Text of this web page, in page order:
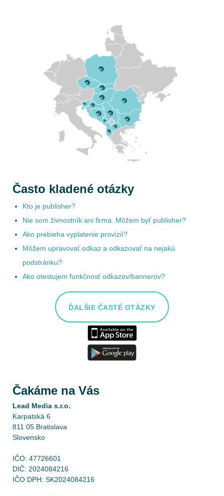
Často kladené otázky
Kto je publisher?
Nie som živnostník ani firma. Môžem byť publisher?
Ako prebieha vyplatenie provízií?
Môžem upravovať odkaz a odkazovať na nejakú
podstránku?
Ako otestujem funkčnosť odkazov/bannerov?
ĎALŠIE ČASTÉ OTÁZKY
Čakáme na Vás
Lead Media s.r.o.
Karpatská 6
811 05 Bratislava
Slovensko
IČO: 47726601
DIČ: 2024084216
IČO DPH: SK2024084216